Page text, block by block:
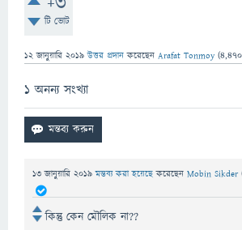
টি ভোট
12 জানুয়ারি 2019 উত্তর প্রদান করেছেন Arafat Tonmoy (4,470
১ অনন্য সংখ্যা
13 জানুয়ারি 2019 মন্তব্য করা হয়েছেকরেছেন Mobin Sikder
কিন্তু কেন মৌলিক না??